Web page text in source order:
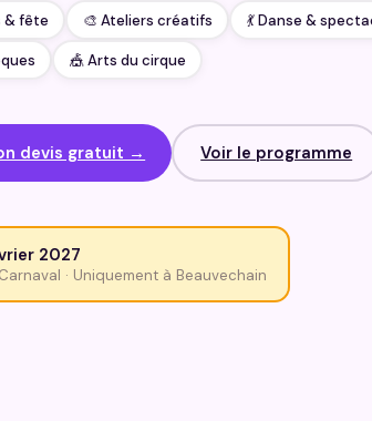
& fête 🎨 Ateliers créatifs 💃 Danse &
🎪 Arts du cirque
devis gratuit → Voir le programme
2027
· Uniquement à Beauvechain